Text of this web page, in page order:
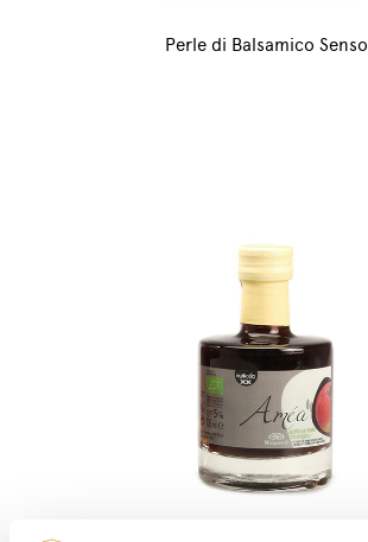
Perle di Balsamico Senso